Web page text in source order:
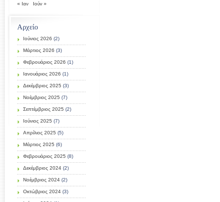
« Ιαν
Ιούν »
Αρχείο
Ιούνιος 2026 (2)
Μάρτιος 2026 (3)
Φεβρουάριος 2026 (1)
Ιανουάριος 2026 (1)
Δεκέμβριος 2025 (3)
Νοέμβριος 2025 (7)
Σεπτέμβριος 2025 (2)
Ιούνιος 2025 (7)
Απρίλιος 2025 (5)
Μάρτιος 2025 (6)
Φεβρουάριος 2025 (8)
Δεκέμβριος 2024 (2)
Νοέμβριος 2024 (2)
Οκτώβριος 2024 (3)